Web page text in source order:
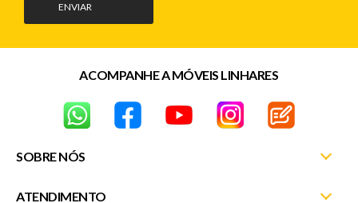
ENVIAR
SOBRE NÓS
Nossas Lojas
ATENDIMENTO
ACOMPANHE A MÓVEIS LINHARES